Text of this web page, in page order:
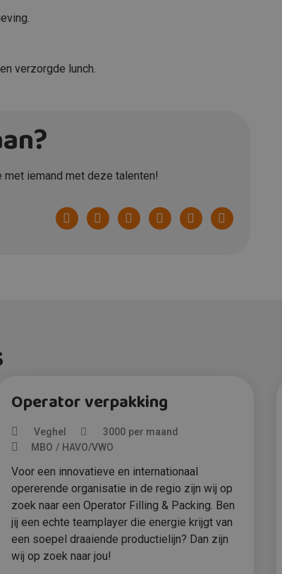
verzorgde lunch.
iemand met deze talenten!
Facebook
Twitter LinkedInPinterestWhatsApp
mail
Operator verpakking
Veghel 3000 per maand
MBO
HAVO/VWO
Voor een innovatieve en internationaal
opererende organisatie in de regio zijn wij op
zoek naar een Operator Filling & Packing. Ben
jij een echte teamplayer die energie krijgt van
een soepel draaiende productielijn? Dan zijn
wij op zoek naar jou!